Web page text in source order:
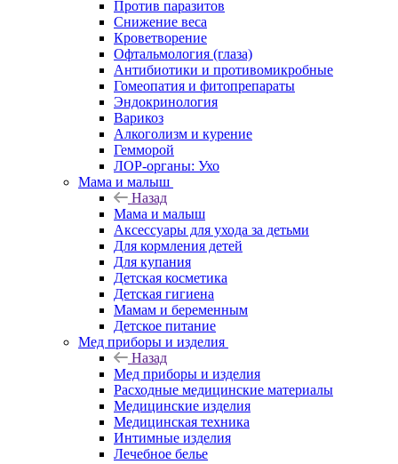
Против паразитов
Снижение веса
Кроветворение
Офтальмология (глаза)
Антибиотики и противомикробные
Гомеопатия и фитопрепараты
Эндокринология
Варикоз
Алкоголизм и курение
Гемморой
ЛОР-органы: Ухо
Мама и малыш
Назад
Мама и малыш
Аксессуары для ухода за детьми
Для кормления детей
Для купания
Детская косметика
Детская гигиена
Мамам и беременным
Детское питание
Мед приборы и изделия
Назад
Мед приборы и изделия
Расходные медицинские материалы
Медицинские изделия
Медицинская техника
Интимные изделия
Лечебное белье